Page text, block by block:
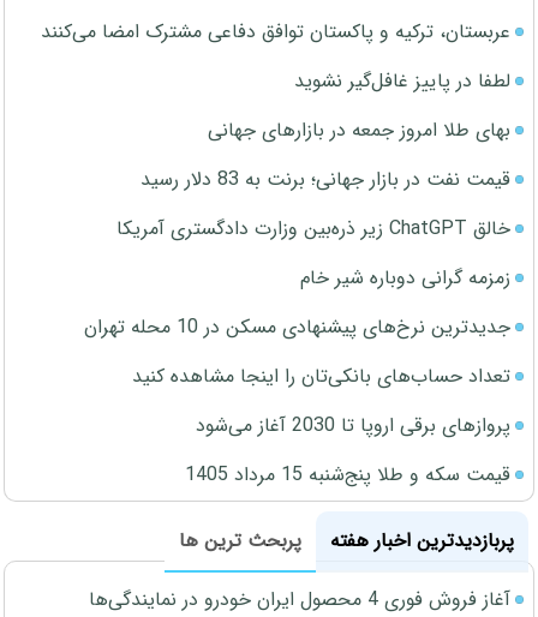
عربستان، ترکیه و پاکستان توافق دفاعی مشترک امضا می‌کنند
لطفا در پاییز غافل‌گیر نشوید
بهای طلا امروز جمعه در بازارهای جهانی
قیمت نفت در بازار جهانی؛ برنت به 83 دلار رسید
خالق ChatGPT زیر ذره‌بین وزارت دادگستری آمریکا
زمزمه گرانی دوباره شیر خام
جدیدترین نرخ‌های پیشنهادی مسکن در 10 محله تهران
تعداد حساب‌های بانکی‌تان را اینجا مشاهده کنید
پروازهای برقی اروپا تا 2030 آغاز می‌شود
قیمت سکه و طلا پنج‌شنبه 15 مرداد 1405
پربازدیدترین اخبار هفته
پربحث ترین ها
آغاز فروش فوری 4 محصول ایران خودرو در نمایندگی‌ها